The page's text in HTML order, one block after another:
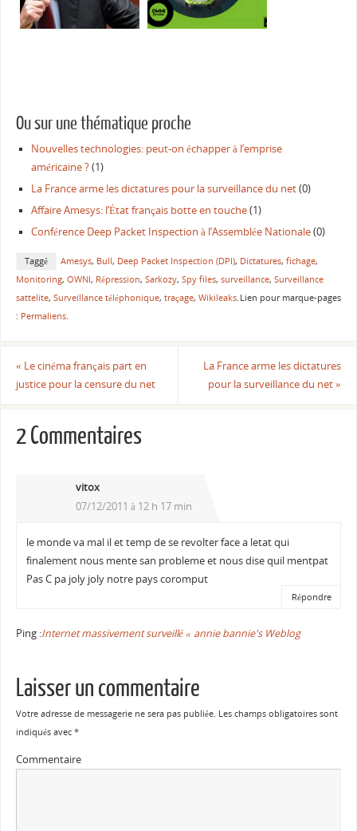
Ou sur une thématique proche
Nouvelles technologies: peut-on échapper à l’emprise
américaine ?(1)
La France arme les dictatures pour la surveillance du net(0)
Affaire Amesys: l’État français botte en touche(1)
Conférence Deep Packet Inspection à l’Assemblée Nationale(0)
Taggé Amesys, Bull, Deep Packet Inspection (DPI), Dictatures, fichage,
Monitoring, OWNI, Répression, Sarkozy, Spy files, surveillance, Surveillance
sattelite, Surveillance téléphonique, traçage, Wikileaks. Lien pour marque-pages
: Permaliens.
« Le cinéma français part en
justice pour la censure du net
La France arme les dictatures
pour la surveillance du net»
2 Commentaires
vitox
07/12/2011 à 12 h 17 min
le monde va mal il et temp de se revolter face a letat qui
finalement nous mente san probleme et nous dise quil mentpat
Pas C pa joly joly notre pays coromput
Répondre
Ping :Internet massivement surveillé « annie bannie's Weblog
Laisser un commentaire
Votre adresse de messagerie ne sera pas publiée. Les champs obligatoires sont
indiqués avec *
Commentaire